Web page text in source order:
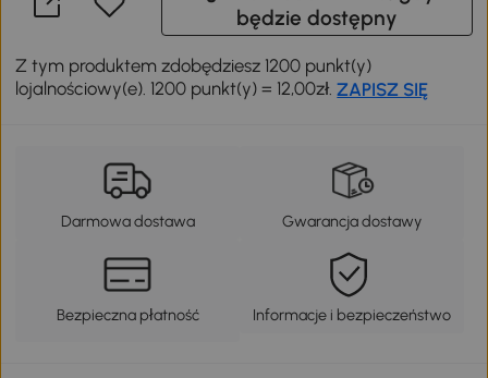
będzie dostępny
Z tym produktem zdobędziesz 1200 punkt(y)
lojalnościowy(e). 1200 punkt(y) = 12,00zł.ZAPISZ SIĘ
Darmowa dostawa Gwarancja dostawy
Bezpieczna płatność Informacje i bezpieczeństwo